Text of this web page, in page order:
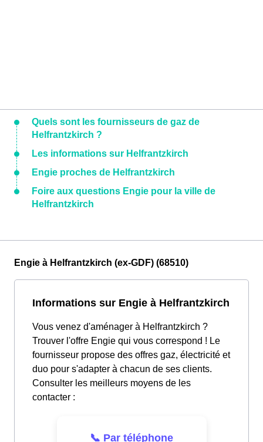
Quels sont les fournisseurs de gaz de
Helfrantzkirch ?
Les informations sur Helfrantzkirch
Engie proches de Helfrantzkirch
Foire aux questions Engie pour la ville de
Helfrantzkirch
Engie à Helfrantzkirch (ex-GDF) (68510)
Informations sur Engie à Helfrantzkirch
Vous venez d'aménager à Helfrantzkirch ?
Trouver l'offre Engie qui vous correspond ! Le
fournisseur propose des offres gaz, électricité et
duo pour s'adapter à chacun de ses clients.
Consulter les meilleurs moyens de les
contacter :
📞 Par téléphone